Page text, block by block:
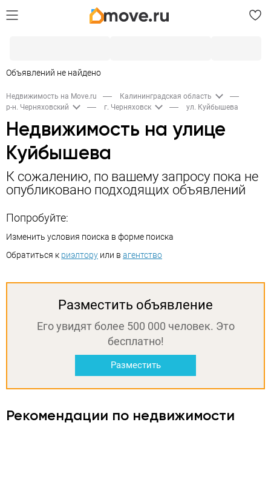
Объявлений не найдено
Недвижимость на Move.ru
Калининградская область
р-н. Черняховский
г. Черняховск ул. Куйбышева
Недвижимость на улице
Куйбышева
К сожалению, по вашему запросу пока не
опубликовано подходящих объявлений
Попробуйте:
Изменить условия поиска в форме поиска
Обратиться к риэлтору или в агентство
Разместить объявление
Его увидят более 500 000 человек. Это
бесплатно!
Разместить
Рекомендации по недвижимости